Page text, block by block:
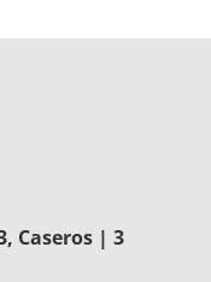
Caseros | 3